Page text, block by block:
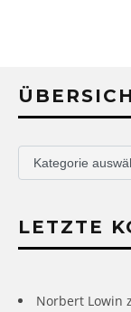
Übersicht
LETZTE
Norbert Lowin